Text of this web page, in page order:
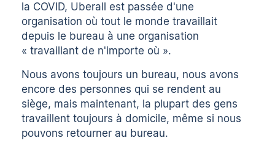
la COVID, Uberall est passée d'une
organisation où tout le monde travaillait
depuis le bureau à une organisation
« travaillant de n'importe où ».
Nous avons toujours un bureau, nous avons
encore des personnes qui se rendent au
siège, mais maintenant, la plupart des gens
travaillent toujours à domicile, même si nous
pouvons retourner au bureau.